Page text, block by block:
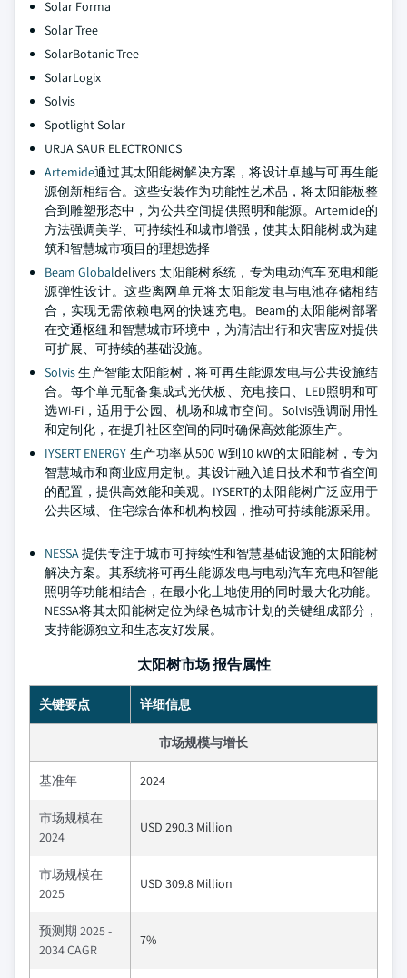
Solar Forma
Solar Tree
SolarBotanic Tree
SolarLogix
Solvis
Spotlight Solar
URJA SAUR ELECTRONICS
Artemide通过其太阳能树解决方案，将设计卓越与可再生能
源创新相结合。这些安装作为功能性艺术品，将太阳能板整
合到雕塑形态中，为公共空间提供照明和能源。Artemide的
方法强调美学、可持续性和城市增强，使其太阳能树成为建
筑和智慧城市项目的理想选择
Beam Globaldelivers 太阳能树系统，专为电动汽车充电和能
源弹性设计。这些离网单元将太阳能发电与电池存储相结
合，实现无需依赖电网的快速充电。Beam的太阳能树部署
在交通枢纽和智慧城市环境中，为清洁出行和灾害应对提供
可扩展、可持续的基础设施。
Solvis生产智能太阳能树，将可再生能源发电与公共设施结
合。每个单元配备集成式光伏板、充电接口、LED照明和可
选Wi-Fi，适用于公园、机场和城市空间。Solvis强调耐用性
和定制化，在提升社区空间的同时确保高效能源生产。
IYSERT ENERGY 生产功率从500 W到10 kW的太阳能树，专为
智慧城市和商业应用定制。其设计融入追日技术和节省空间
的配置，提供高效能和美观。IYSERT的太阳能树广泛应用于
公共区域、住宅综合体和机构校园，推动可持续能源采用。
NESSA提供专注于城市可持续性和智慧基础设施的太阳能树
解决方案。其系统将可再生能源发电与电动汽车充电和智能
照明等功能相结合，在最小化土地使用的同时最大化功能。
NESSA将其太阳能树定位为绿色城市计划的关键组成部分，
支持能源独立和生态友好发展。
太阳树市场 报告属性
关键要点 详细信息
市场规模与增长
基准年 2024
市场规模在
2024
USD 290.3 Million
市场规模在
2025
USD 309.8 Million
预测期 2025 -
2034 CAGR
7%